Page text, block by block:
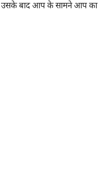
बाद आप के सामने आप का